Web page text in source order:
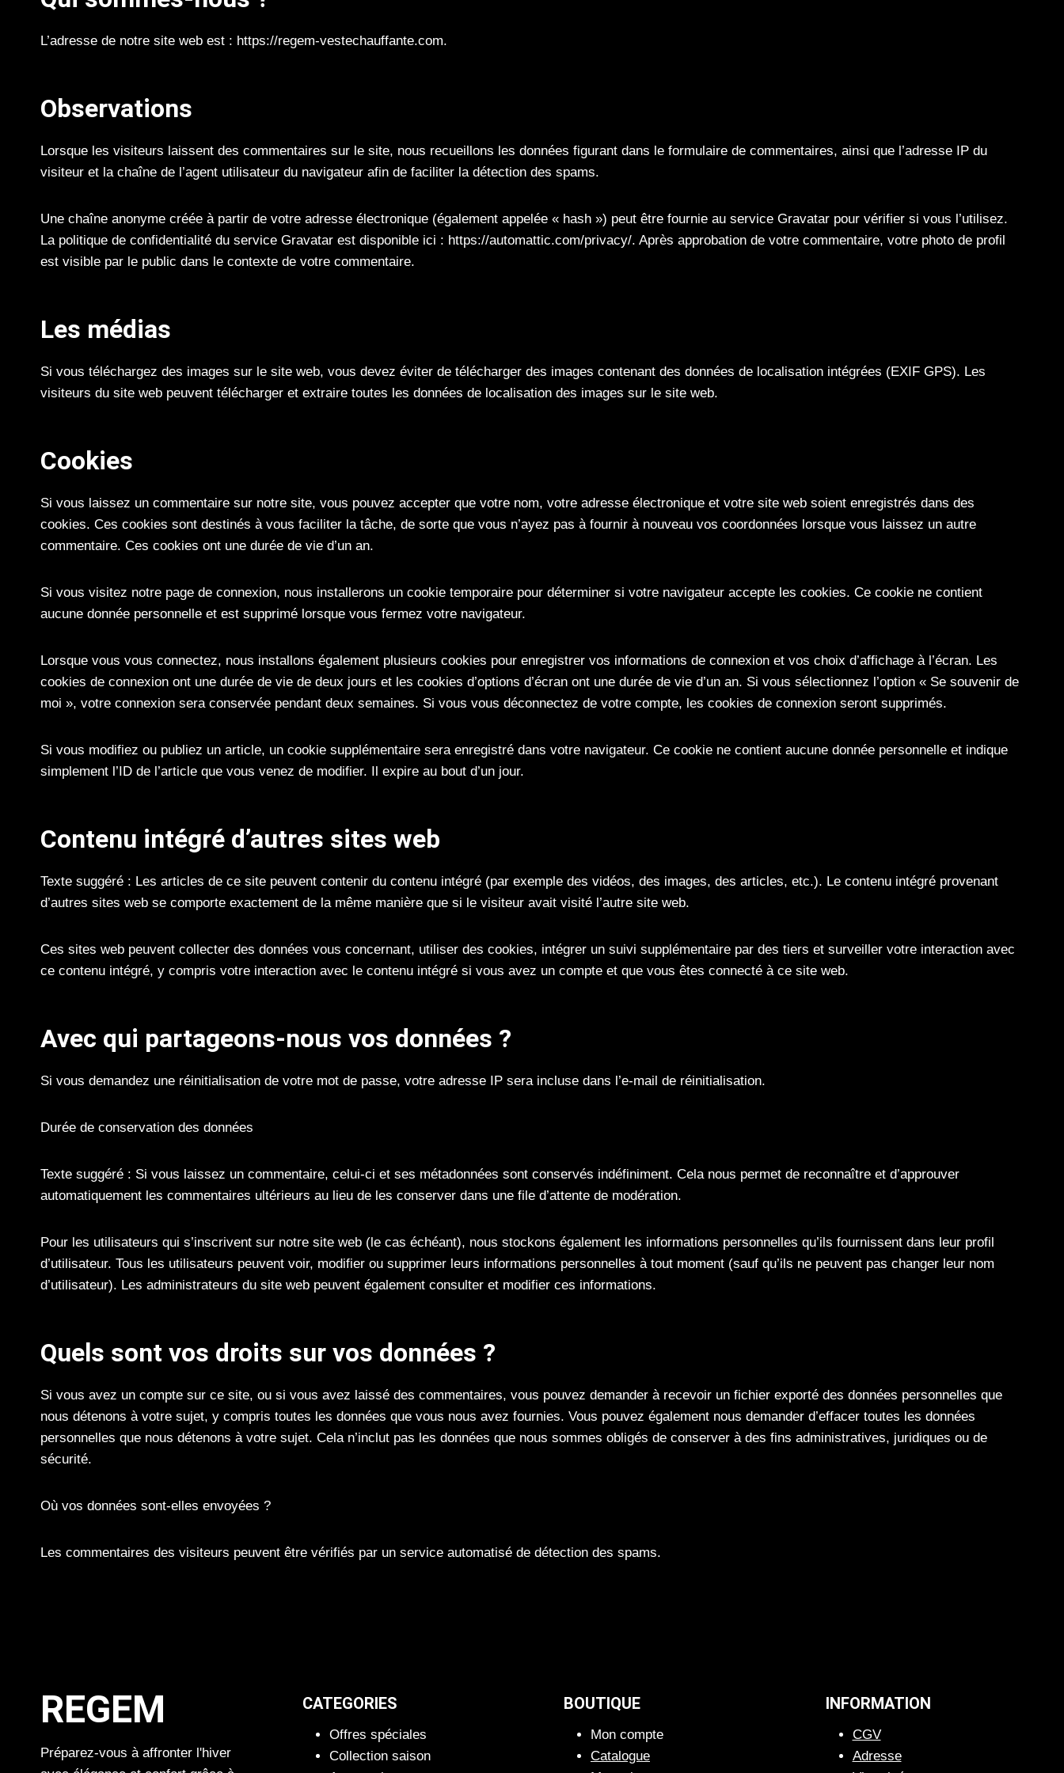
L’adresse de notre site web est : https://regem-vestechauffante.com.
Observations
Lorsque les visiteurs laissent des commentaires sur le site, nous recueillons les données figurant dans le formulaire de commentaires, ainsi que l’adresse IP du
visiteur et la chaîne de l’agent utilisateur du navigateur afin de faciliter la détection des spams.
Une chaîne anonyme créée à partir de votre adresse électronique (également appelée « hash ») peut être fournie au service Gravatar pour vérifier si vous l’utilisez.
La politique de confidentialité du service Gravatar est disponible ici : https://automattic.com/privacy/. Après approbation de votre commentaire, votre photo de profil
est visible par le public dans le contexte de votre commentaire.
Les médias
Si vous téléchargez des images sur le site web, vous devez éviter de télécharger des images contenant des données de localisation intégrées (EXIF GPS). Les
visiteurs du site web peuvent télécharger et extraire toutes les données de localisation des images sur le site web.
Cookies
Si vous laissez un commentaire sur notre site, vous pouvez accepter que votre nom, votre adresse électronique et votre site web soient enregistrés dans des
cookies. Ces cookies sont destinés à vous faciliter la tâche, de sorte que vous n’ayez pas à fournir à nouveau vos coordonnées lorsque vous laissez un autre
commentaire. Ces cookies ont une durée de vie d’un an.
Si vous visitez notre page de connexion, nous installerons un cookie temporaire pour déterminer si votre navigateur accepte les cookies. Ce cookie ne contient
aucune donnée personnelle et est supprimé lorsque vous fermez votre navigateur.
Lorsque vous vous connectez, nous installons également plusieurs cookies pour enregistrer vos informations de connexion et vos choix d’affichage à l’écran. Les
cookies de connexion ont une durée de vie de deux jours et les cookies d’options d’écran ont une durée de vie d’un an. Si vous sélectionnez l’option « Se souvenir de
moi », votre connexion sera conservée pendant deux semaines. Si vous vous déconnectez de votre compte, les cookies de connexion seront supprimés.
Si vous modifiez ou publiez un article, un cookie supplémentaire sera enregistré dans votre navigateur. Ce cookie ne contient aucune donnée personnelle et indique
simplement l’ID de l’article que vous venez de modifier. Il expire au bout d’un jour.
Contenu intégré d’autres sites web
Texte suggéré : Les articles de ce site peuvent contenir du contenu intégré (par exemple des vidéos, des images, des articles, etc.). Le contenu intégré provenant
d’autres sites web se comporte exactement de la même manière que si le visiteur avait visité l’autre site web.
Ces sites web peuvent collecter des données vous concernant, utiliser des cookies, intégrer un suivi supplémentaire par des tiers et surveiller votre interaction avec
ce contenu intégré, y compris votre interaction avec le contenu intégré si vous avez un compte et que vous êtes connecté à ce site web.
Avec qui partageons-nous vos données ?
Si vous demandez une réinitialisation de votre mot de passe, votre adresse IP sera incluse dans l’e-mail de réinitialisation.
Durée de conservation des données
Texte suggéré : Si vous laissez un commentaire, celui-ci et ses métadonnées sont conservés indéfiniment. Cela nous permet de reconnaître et d’approuver
automatiquement les commentaires ultérieurs au lieu de les conserver dans une file d’attente de modération.
Pour les utilisateurs qui s’inscrivent sur notre site web (le cas échéant), nous stockons également les informations personnelles qu’ils fournissent dans leur profil
d’utilisateur. Tous les utilisateurs peuvent voir, modifier ou supprimer leurs informations personnelles à tout moment (sauf qu’ils ne peuvent pas changer leur nom
d’utilisateur). Les administrateurs du site web peuvent également consulter et modifier ces informations.
Quels sont vos droits sur vos données ?
Si vous avez un compte sur ce site, ou si vous avez laissé des commentaires, vous pouvez demander à recevoir un fichier exporté des données personnelles que
nous détenons à votre sujet, y compris toutes les données que vous nous avez fournies. Vous pouvez également nous demander d’effacer toutes les données
personnelles que nous détenons à votre sujet. Cela n’inclut pas les données que nous sommes obligés de conserver à des fins administratives, juridiques ou de
sécurité.
Où vos données sont-elles envoyées ?
Les commentaires des visiteurs peuvent être vérifiés par un service automatisé de détection des spams.
REGEM
Préparez-vous à affronter l'hiver
CATEGORIES
Offres spéciales
Collection saison
BOUTIQUE
Mon compte
Catalogue
INFORMATION
CGV
Adresse